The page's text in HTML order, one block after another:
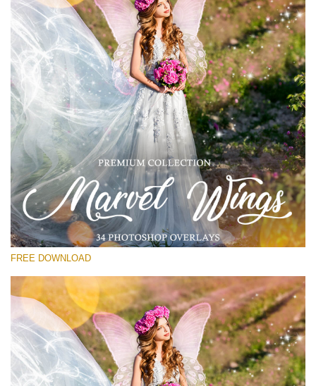
선택 해주세요
Free PNG Overlay #17
Small 800*533px
Marvel Wings
(34 Overlays)
Bokeh Complete Collection (650 Overlays)
Large 6000*4000px
Entire Collection
(1783 Overlays)
FREE DOWNLOAD